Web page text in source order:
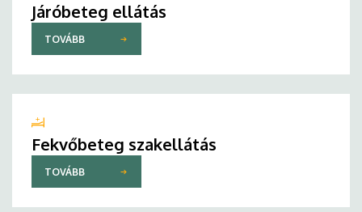
Járóbeteg ellátás
TOVÁBB
Fekvőbeteg szakellátás
TOVÁBB